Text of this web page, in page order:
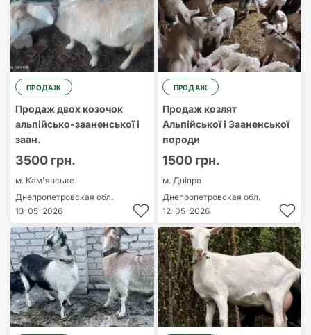
ПРОДАЖ
Продаж двох козочок
альпійсько-зааненської і
заан.
3500 грн.
м. Кам'янське
Днепропетровская обл.
13-05-2026
ПРОДАЖ
Продаж козлят
Альпійської і Зааненської
породи
1500 грн.
м. Дніпро
Днепропетровская обл.
12-05-2026